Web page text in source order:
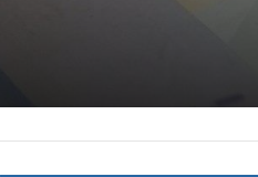
Trump i
zbog zaliha